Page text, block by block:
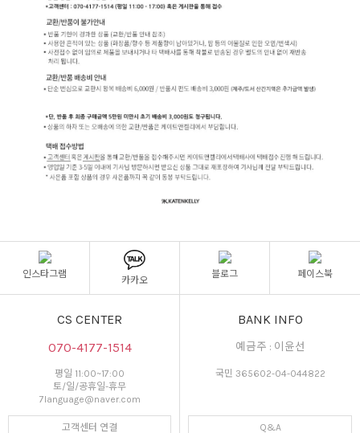
인스타그램
카카오
블로그 페이스북
CS CENTER
070-4177-1514
평일 11:00~17:00
토/일/공휴일-휴무
7language@naver.com
고객센터 연결
BANK INFO
예금주 : 이윤선
국민 365602-04-044822
Q&A